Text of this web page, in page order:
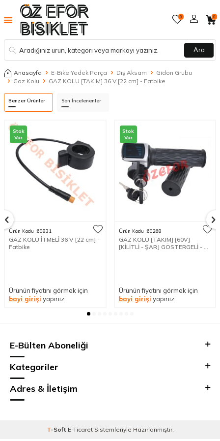
Ara
0 0
Anasayfa E-Bike Yedek Parça Dış Aksam
Gidon Grubu
Gaz Kolu
GAZ KOLU [TAKIM] 36 V [22 cm] - Fatbike
Benzer Ürünler Son İncelenenler
Stok
Var
Ürün Kodu :60831
GAZ KOLU İTMELİ 36 V [22 cm] -
Fatbike
Ürünün fiyatını görmek için
bayi girişi yapınız
Stok
Var
Ürün Kodu :60268
GAZ KOLU [TAKIM] [60V]
[KİLİTLİ - ŞARJ GÖSTERGELİ - 3
Ürünün fiyatını görmek için
bayi girişi yapınız
E-Bülten Aboneliği
Kategoriler
Adres & İletişim
T-Soft E-TicaretSistemleriyle Hazırlanmıştır.